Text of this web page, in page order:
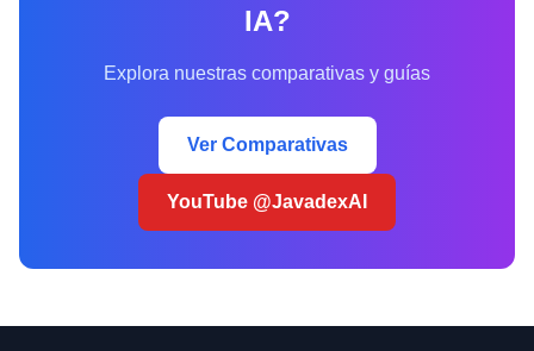
IA?
Explora nuestras comparativas y guías
Ver Comparativas
YouTube @JavadexAI